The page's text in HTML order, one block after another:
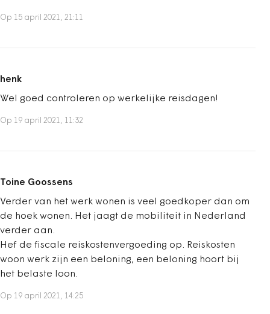
Op 15 april 2021, 21:11
henk
Wel goed controleren op werkelijke reisdagen!
Op 19 april 2021, 11:32
Toine Goossens
Verder van het werk wonen is veel goedkoper dan om
de hoek wonen. Het jaagt de mobiliteit in Nederland
verder aan.
Hef de fiscale reiskostenvergoeding op. Reiskosten
woon werk zijn een beloning, een beloning hoort bij
het belaste loon.
Op 19 april 2021, 14:25